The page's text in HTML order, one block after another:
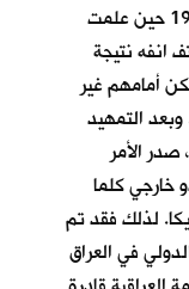
ان قرار الحرب على العراق تم في عام 1999 حين علمت
انفه نتيجة
أمامهم غير
التمهيد
صدر الأمر
خارجي كلما
لذلك فقد تم
في العراق